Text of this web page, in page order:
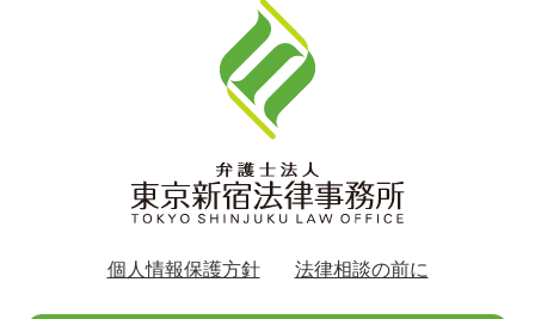
個人情報保護方針 法律相談の前に